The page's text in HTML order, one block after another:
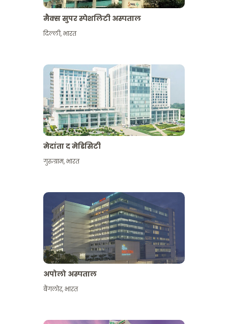
मैक्स सुपर स्पेशलिटी अस्पताल
दिल्ली,भारत
मेदांता द मेडिसिटी
गुरुग्राम,भारत
अपोलो अस्पताल
बैंगलोर,भारत